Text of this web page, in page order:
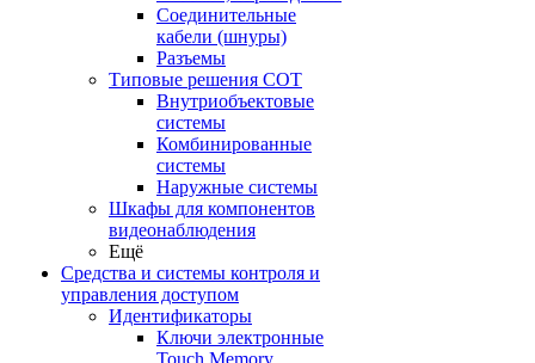
Соединительные
кабели (шнуры)
Разъемы
Типовые решения СОТ
Внутриобъектовые
системы
Комбинированные
системы
Наружные системы
Шкафы для компонентов
видеонаблюдения
Ещё
Средства и системы контроля и
управления доступом
Идентификаторы
Ключи электронные
Touch Memory